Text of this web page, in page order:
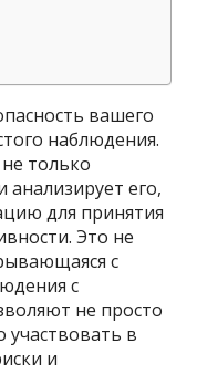
вашего
наблюдения.
только
его,
для принятия
Это не
с
с
не просто
участвовать в
и